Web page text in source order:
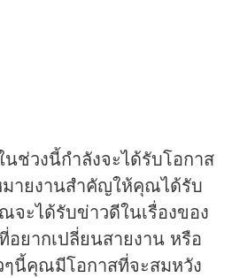
วงนี้กำลังจะได้รับโอกาส
ายงานสำคัญให้คุณได้รับ
ะได้รับข่าวดีในเรื่องของ
อยากเปลี่ยนสายงาน หรือ
ๆนี้คุณมีโอกาสที่จะสมหวัง